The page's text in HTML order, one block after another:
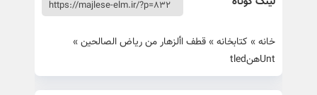
خانه» کتابخانه» قطف األزهار من ریاض الصالحین»
Untهنtled